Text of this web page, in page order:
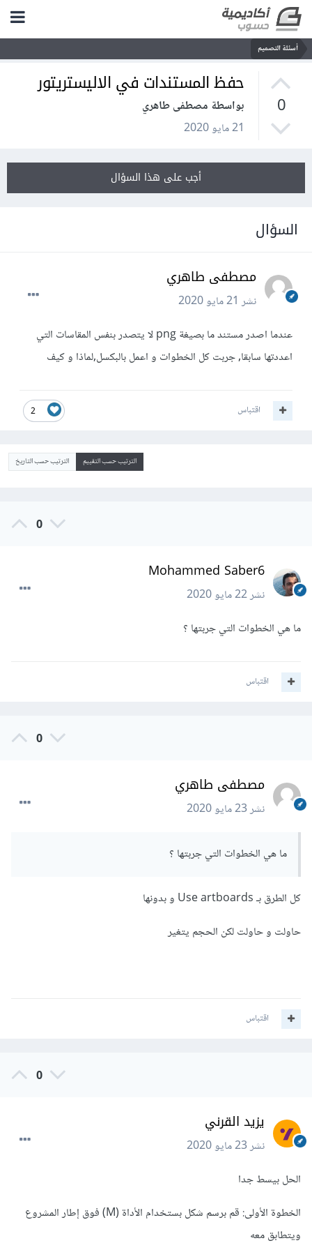
أسئلة التصميم
0
حفظ المستندات في الاليستريتور
بواسطة مصطفى طاهري
21 مايو 2020
أجب على هذا السؤال
السؤال
مصطفى طاهري
نشر21 مايو 2020
عندما اصدر مستند ما بصيغة png لا يتصدر بنفس المقاسات التي
اعددتها سابقا, جربت كل الخطوات و اعمل بالبكسل,لماذا و كيف
2 اقتباس
الترتيب حسب التقييم الترتيب حسب التاريخ
0
Mohammed Saber6
نشر22 مايو 2020
ما هي الخطوات التي جربتها ؟
اقتباس
0
مصطفى طاهري
نشر23 مايو 2020
ما هي الخطوات التي جربتها ؟
كل الطرق بـ Use artboards و بدونها
حاولت و حاولت لكن الحجم يتغير
اقتباس
0
يزيد القرني
نشر23 مايو 2020
الحل بيسط جدا
الخطوة الأولى: قم برسم شكل بستخدام الأداة (M) فوق إطار المشروع
ويتطابق معه